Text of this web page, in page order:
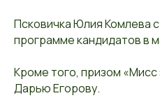
Псковичка Юлия Комлева
программе кандидатов в
Кроме того, призом
Дарью Егорову.